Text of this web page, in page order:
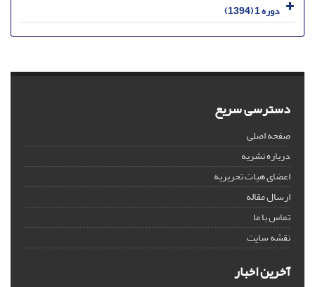
دوره 1 (1394)
دسترسی سریع
صفحه اصلی
درباره نشریه
اعضای هیات تحریریه
ارسال مقاله
تماس با ما
نقشه سایت
آخرین اخبار